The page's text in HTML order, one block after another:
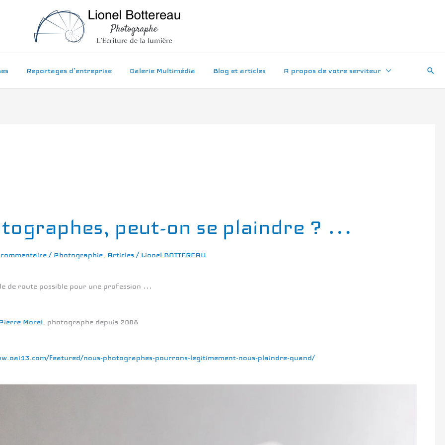
Reportages d’entreprise Galerie Multimédia Blog et articles A propos de votre serviteur
peut-on se plaindre ? …
/ Photographie, Articles / Lionel BOTTEREAU
de route possible pour une profession …
Morel , photographe depuis 2008
featured/nous-photographes-pourrons-legitimement-nous-plaindre-quand/